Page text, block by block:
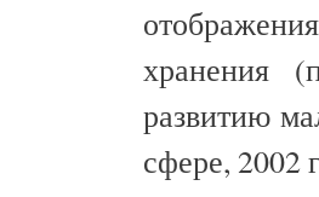
хранения
развитию
сфере, 2002